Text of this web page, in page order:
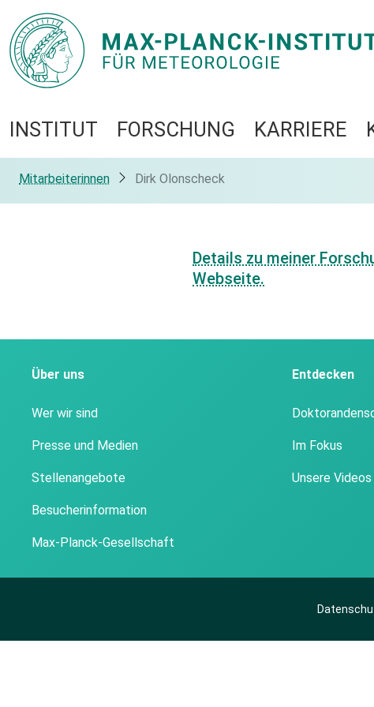
INSTITUT FORSCHUNG KARRIERE
Mitarbeiterinnen Dirk Olonscheck
Details zu meiner
Webseite.
Über uns
Wer wir sind
Presse und Medien
Stellenangebote
Besucherinformation
Max-Planck-Gesellschaft
Entdecken
Im Fokus
Unsere